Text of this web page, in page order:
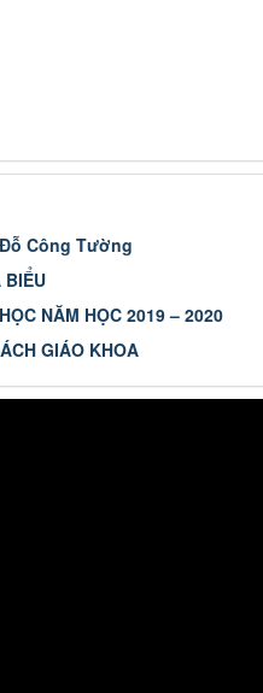
Công Tường
BIỂU
NĂM HỌC 2019 – 2020
GIÁO KHOA